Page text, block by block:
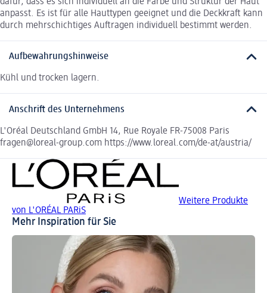
anpasst. Es ist für alle Hauttypen geeignet und die Deckkraft kann
durch mehrschichtiges Auftragen individuell bestimmt werden.
Aufbewahrungshinweise
Kühl und trocken lagern.
Anschrift des Unternehmens
L'Oréal Deutschland GmbH 14, Rue Royale FR-75008 Paris
fragen@loreal-group.com https://www.loreal.com/de-at/austria/
Weitere Produkte
von L'ORÉAL PARiS
Mehr Inspiration für Sie